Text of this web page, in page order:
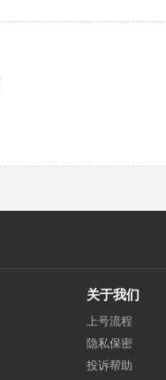
关于我们
上号流程
隐私保密
投诉帮助